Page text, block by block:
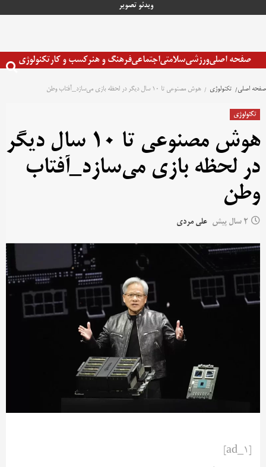
ویدئو تصویر
صفحه اصلیورزشیسلامتیاجتماعیفرهنگ و هنرکسب و کارتکنولوژی
صفحه اصلی تکنولوژی هوش مصنوعی تا 10 سال دیگر در لحظه بازی می‌سازد_آفتاب وطن
تکنولوژی
هوش مصنوعی تا 10 سال دیگر
در لحظه بازی می‌سازد_آفتاب
وطن
2 سال پیش علی مردی